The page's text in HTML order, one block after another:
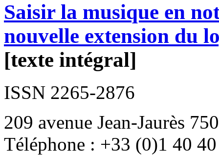
Saisir la musique en
nouvelle extension du
[texte intégral]
ISSN 2265-2876
209 avenue Jean-Jaurès
Téléphone : +33 (0)1 40